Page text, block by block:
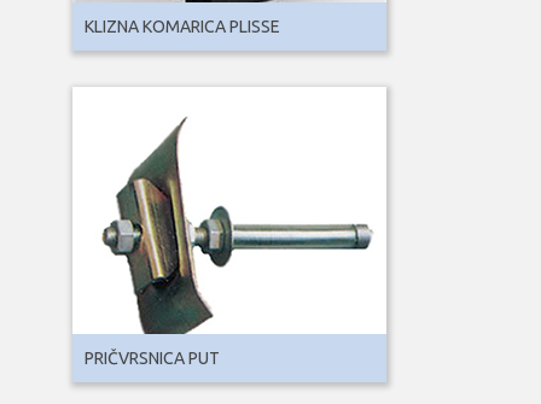
KLIZNA KOMARICA PLISSE
PRIČVRSNICA PUT